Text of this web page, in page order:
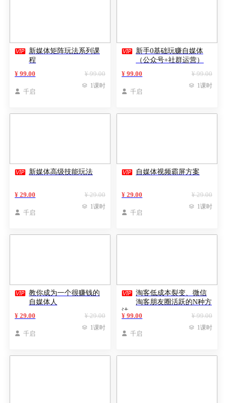
 新媒体矩阵玩法系列课
程
¥ 99.00
¥ 99.00
 千启
 1课时
 新手0基础玩赚自媒体
（公众号+社群运营）
¥ 99.00
¥ 99.00
 千启
 1课时
 新媒体高级技能玩法
¥ 29.00
¥ 29.00
 千启
 1课时
 自媒体视频霸屏方案
¥ 29.00
¥ 29.00
 千启
 1课时
 教你成为一个很赚钱的
自媒体人
¥ 29.00
¥ 29.00
 千启
 1课时
 淘客低成本裂变、微信
淘客朋友圈活跃的N种方
法
¥ 99.00
¥ 99.00
 千启
 1课时